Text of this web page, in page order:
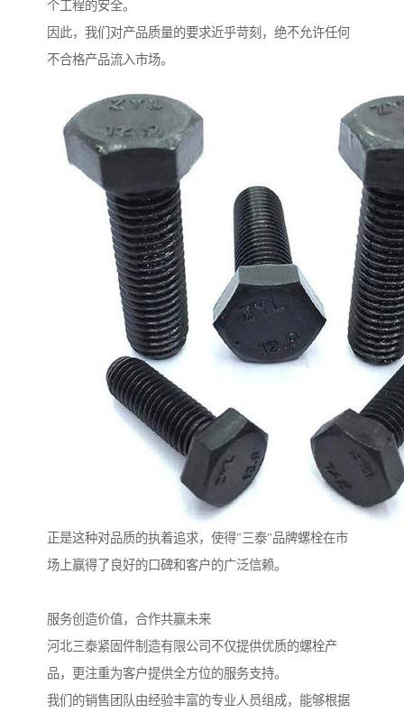
个工程的安全。
因此，我们对产品质量的要求近乎苛刻，绝不允许任何
不合格产品流入市场。
正是这种对品质的执着追求，使得"三泰"品牌螺栓在市
场上赢得了良好的口碑和客户的广泛信赖。
服务创造价值，合作共赢未来
河北三泰紧固件制造有限公司不仅提供优质的螺栓产
品，更注重为客户提供全方位的服务支持。
我们的销售团队由经验丰富的专业人员组成，能够根据